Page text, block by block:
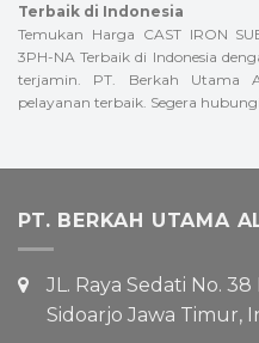
Terbaik di Indonesia
Temukan Harga CAST IRON
3PH-NA Terbaik di Indonesia
terjamin. PT. Berkah Utama
pelayanan terbaik. Segera
PT. BERKAH UTAMA
JL. Raya Sedati No.
Sidoarjo Jawa Timur,